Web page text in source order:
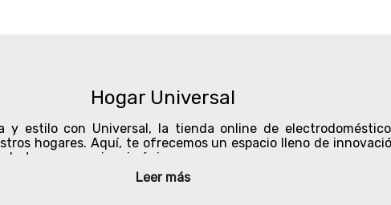
Hogar Universal
y estilo con Universal, la tienda online de
hogares. Aquí, te ofrecemos un espacio lleno de
una experiencia única.
web, serás recibido por una página fácil de navegar,
Leer más